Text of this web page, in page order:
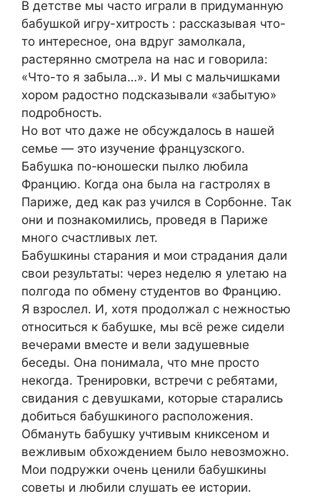
В детстве мы часто играли в придуманную
бабушкой игру-хитрость : рассказывая что-
то интересное, она вдруг замолкала,
растерянно смотрела на нас и говорила:
«Что-то я забыла…». И мы с мальчишками
хором радостно подсказывали «забытую»
подробность.
Но вот что даже не обсуждалось в нашей
семье — это изучение французского.
Бабушка по-юношески пылко любила
Францию. Когда она была на гастролях в
Париже, дед как раз учился в Сорбонне. Так
они и познакомились, проведя в Париже
много счастливых лет.
Бабушкины старания и мои страдания дали
свои результаты: через неделю я улетаю на
полгода по обмену студентов во Францию.
Я взрослел. И, хотя продолжал с нежностью
относиться к бабушке, мы всё реже сидели
вечерами вместе и вели задушевные
беседы. Она понимала, что мне просто
некогда. Тренировки, встречи с ребятами,
свидания с девушками, которые старались
добиться бабушкиного расположения.
Обмануть бабушку учтивым книксеном и
вежливым обхождением было невозможно.
Мои подружки очень ценили бабушкины
советы и любили слушать ее истории.